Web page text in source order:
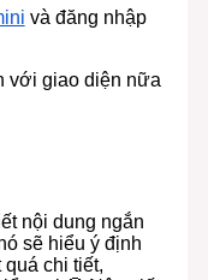
và đăng nhập
với giao diện nữa
nội dung ngắn
sẽ hiểu ý định
chi tiết,